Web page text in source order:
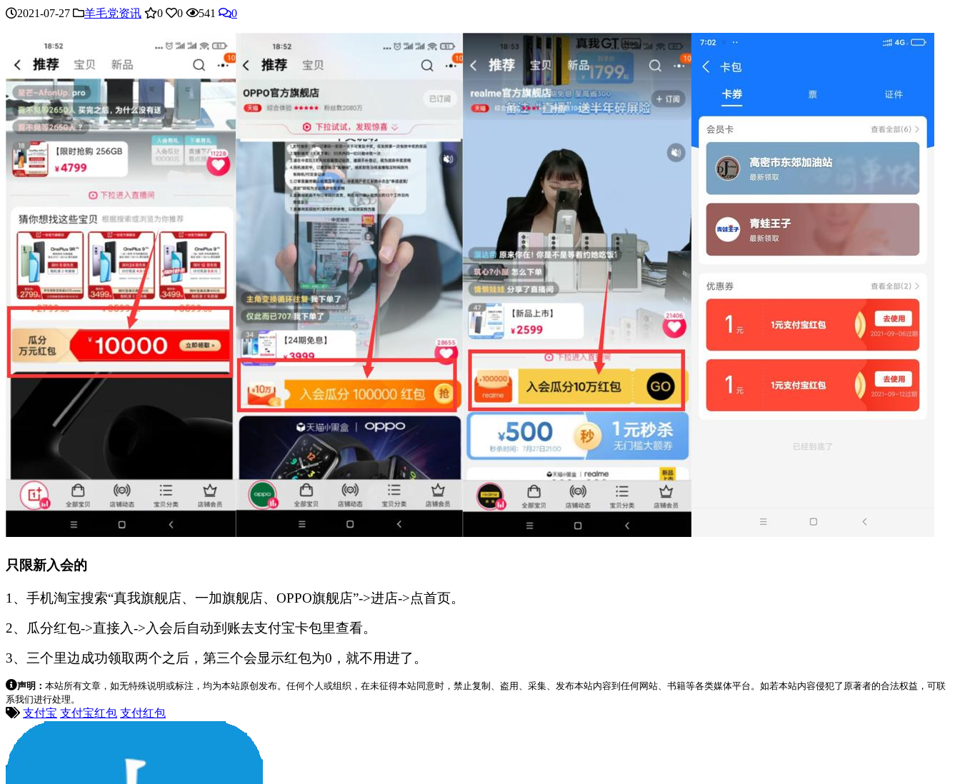
2021-07-27 羊毛党资讯 0 0 541 0
只限新入会的
1、手机淘宝搜索“真我旗舰店、一加旗舰店、OPPO旗舰店”->进店->点首页。
2、瓜分红包->直接入->入会后自动到账去支付宝卡包里查看。
3、三个里边成功领取两个之后，第三个会显示红包为0，就不用进了。
声明： 本站所有文章，如无特殊说明或标注，均为本站原创发布。任何个人或组织，在未征得本站同意时，禁止复制、盗用、采集、发布本站内容到任何网站、书籍等各类媒体平台。如若本站内容侵犯了原著者的合法权益，可联
系我们进行处理。
支付宝 支付宝红包 支付红包